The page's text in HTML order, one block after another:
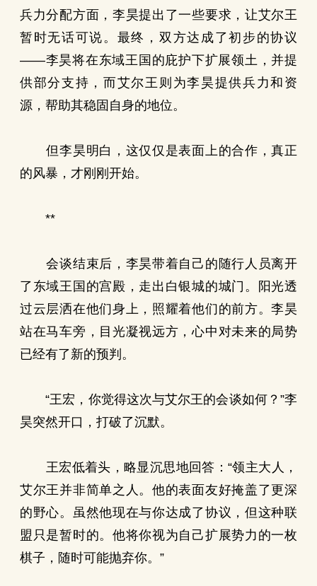
兵力分配方面，李昊提出了一些要求，让艾尔王
暂时无话可说。最终，双方达成了初步的协议
——李昊将在东域王国的庇护下扩展领土，并提
供部分支持，而艾尔王则为李昊提供兵力和资
源，帮助其稳固自身的地位。
但李昊明白，这仅仅是表面上的合作，真正
的风暴，才刚刚开始。
**
会谈结束后，李昊带着自己的随行人员离开
了东域王国的宫殿，走出白银城的城门。阳光透
过云层洒在他们身上，照耀着他们的前方。李昊
站在马车旁，目光凝视远方，心中对未来的局势
已经有了新的预判。
“王宏，你觉得这次与艾尔王的会谈如何？”李
昊突然开口，打破了沉默。
王宏低着头，略显沉思地回答：“领主大人，
艾尔王并非简单之人。他的表面友好掩盖了更深
的野心。虽然他现在与你达成了协议，但这种联
盟只是暂时的。他将你视为自己扩展势力的一枚
棋子，随时可能抛弃你。”